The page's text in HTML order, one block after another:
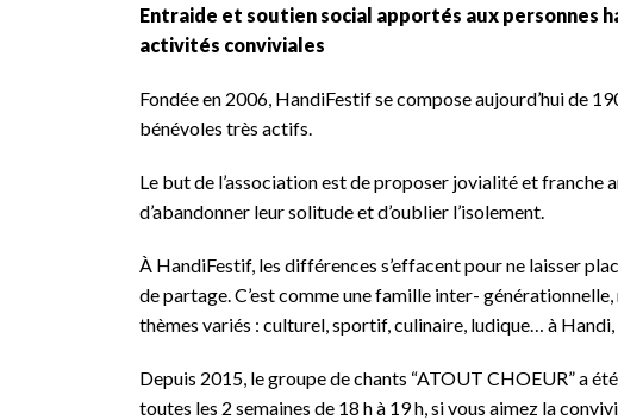
Entraide et soutien social apportés aux personnes
activités conviviales
Fondée en 2006, HandiFestif se compose aujourd’hui de
bénévoles très actifs.
Le but de l’association est de proposer jovialité et franche
d’abandonner leur solitude et d’oublier l’isolement.
À HandiFestif, les différences s’effacent pour ne laisser
de partage. C’est comme une famille inter-
thèmes variés : culturel, sportif, culinaire, ludique… à
Depuis 2015, le groupe de chants “ATOUT CHOEUR” a
toutes les 2 semaines de 18 h à 19 h, si vous aimez la